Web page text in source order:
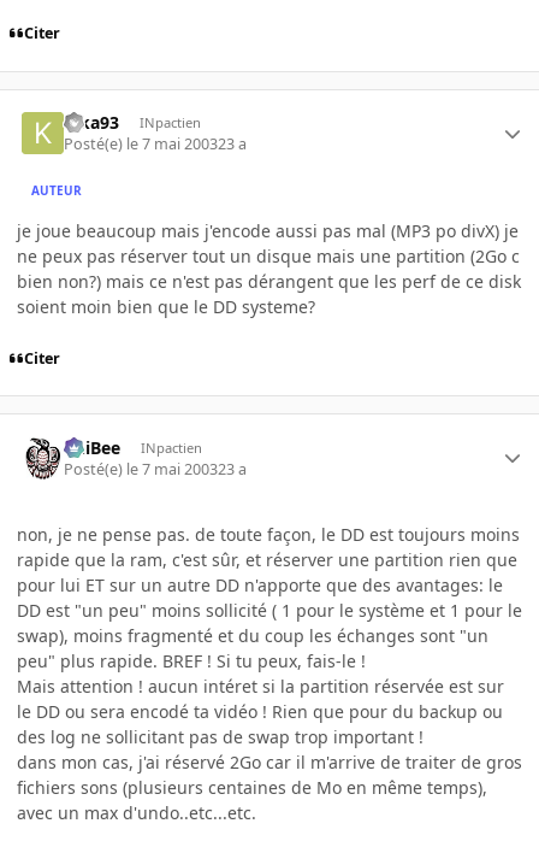
Citer
kika93 INpactien
Posté(e) le 7 mai 200323 a
AUTEUR
je joue beaucoup mais j'encode aussi pas mal (MP3 po divX) je
ne peux pas réserver tout un disque mais une partition (2Go c
bien non?) mais ce n'est pas dérangent que les perf de ce disk
soient moin bien que le DD systeme?
Citer
PhiBee INpactien
Posté(e) le 7 mai 200323 a
non, je ne pense pas. de toute façon, le DD est toujours moins
rapide que la ram, c'est sûr, et réserver une partition rien que
pour lui ET sur un autre DD n'apporte que des avantages: le
DD est "un peu" moins sollicité ( 1 pour le système et 1 pour le
swap), moins fragmenté et du coup les échanges sont "un
peu" plus rapide. BREF ! Si tu peux, fais-le !
Mais attention ! aucun intéret si la partition réservée est sur
le DD ou sera encodé ta vidéo ! Rien que pour du backup ou
des log ne sollicitant pas de swap trop important !
dans mon cas, j'ai réservé 2Go car il m'arrive de traiter de gros
fichiers sons (plusieurs centaines de Mo en même temps),
avec un max d'undo..etc...etc.